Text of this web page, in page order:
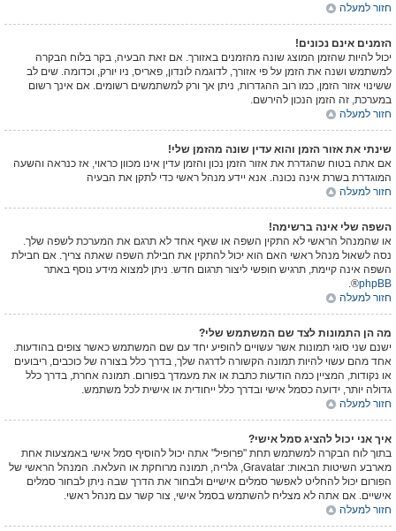
חזור למעלה
הזמנים אינם נכונים!
יכול להיות שהזמן המוצג שונה מהזמנים באזורך. אם זאת הבעיה, בקר בלוח הבקרה
למשתמש ושנה את הזמן על פי אזורך, לדוגמה לונדון, פאריס, ניו יורק, וכדומה. שים לב
ששינוי אזור הזמן, כמו רוב ההגדרות, ניתן אך ורק למשתמשים רשומים. אם אינך רשום
במערכת, זה הזמן הנכון להירשם.
חזור למעלה
שינתי את אזור הזמן והוא עדין שונה מהזמן שלי!
אם אתה בטוח שהגדרת את אזור הזמן נכון והזמן עדין אינו מכוון כראוי, אז כנראה והשעה
המוגדרת בשרת אינה נכונה. אנא יידע מנהל ראשי כדי לתקן את הבעיה
חזור למעלה
השפה שלי אינה ברשימה!
או שהמנהל הראשי לא התקין השפה או שאף אחד לא תרגם את המערכת לשפה שלך.
נסה לשאול מנהל ראשי האם הוא יכול להתקין את חבילת השפה שאתה צריך. אם חבילת
השפה אינה קיימת, תרגיש חופשי ליצור תרגום חדש. ניתן למצוא מידע נוסף באתר
phpBB
®.
חזור למעלה
מה הן התמונות לצד שם המשתמש שלי?
ישנם שני סוגי תמונות אשר עשויים להופיע יחד עם שם המשתמש כאשר צופים בהודעות.
אחד מהם עשוי להיות תמונה הקשורה לדרגה שלך, בדרך כלל בצורה של כוכבים, ריבועים
או נקודות, המציין כמה הודעות כתבת או את מעמדך בפורום. תמונה אחרת, בדרך כלל
גדולה יותר, ידועה כסמל אישי ובדרך כלל ייחודית או אישית לכל משתמש.
חזור למעלה
איך אני יכול להציג סמל אישי?
בתוך לוח הבקרה למשתמש תחת "פרופיל" אתה יכול להוסיף סמל אישי באמצעות אחת
מארבע השיטות הבאות: Gravatar, גלריה, תמונה מרוחקת או העלאה. המנהל הראשי של
הפורום יכול להחליט לאפשר סמלים אישיים ולבחור את הדרך שבה ניתן לבחור סמלים
אישיים. אם אתה לא מצליח להשתמש בסמל אישי, צור קשר עם מנהל ראשי.
חזור למעלה